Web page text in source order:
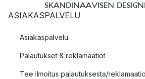
SKANDINAAVISEN
ASIAKASPALVELU
Asiakaspalvelu
Palautukset & reklamaatiot
Tee ilmoitus palautuksesta/